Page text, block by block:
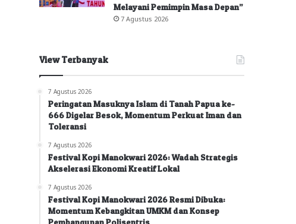
Melayani Pemimpin Masa Depan”
7 Agustus 2026
View Terbanyak
7 Agustus 2026
Peringatan Masuknya Islam di Tanah Papua ke-
666 Digelar Besok, Momentum Perkuat Iman dan
Toleransi
7 Agustus 2026
Festival Kopi Manokwari 2026: Wadah Strategis
Akselerasi Ekonomi Kreatif Lokal
7 Agustus 2026
Festival Kopi Manokwari 2026 Resmi Dibuka:
Momentum Kebangkitan UMKM dan Konsep
Pembangunan Polisentris